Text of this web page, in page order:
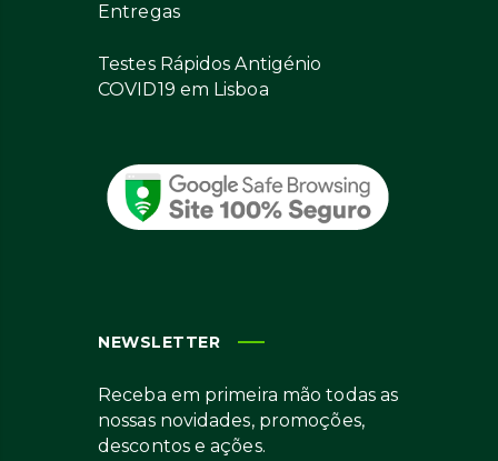
Entregas
Testes Rápidos Antigénio
COVID19 em Lisboa
NEWSLETTER
Receba em primeira mão todas as
nossas novidades, promoções,
descontos e ações.